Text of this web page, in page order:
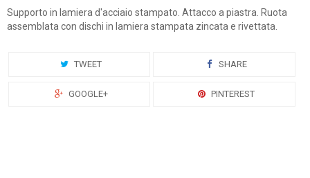
Supporto in lamiera d'acciaio stampato. Attacco a piastra. Ruota
assemblata con dischi in lamiera stampata zincata e rivettata.
TWEET SHARE
GOOGLE+ PINTEREST